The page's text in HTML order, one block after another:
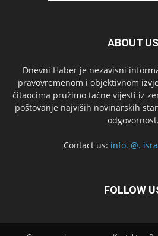
ABOUT US
Dnevni Haber je nezavisni
pravovremenom i objektivnom
čitaocima pružimo tačne vijesti iz
poštovanje najviših novinarskih
odgovornost.
Contact us: info. @.
FOLLOW